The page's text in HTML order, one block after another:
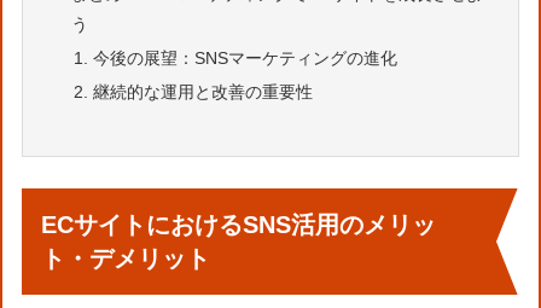
う
今後の展望：SNSマーケティングの進化
継続的な運用と改善の重要性
ECサイトにおけるSNS活用のメリッ
ト・デメリット